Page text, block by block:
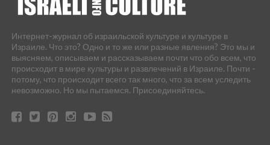
Интернет-журнал об израильской культуре и культуре в
Израиле. Что это? Одно и то же или разные явления? Это мы и
выясняем, описываем и рассказываем почти что обо всем, что
происходит в мире культуры и развлечений в Израиле. Почти -
потому, что происходит всего так много, что за всем уследить
невозможно. Но мы пытаемся. Присоединяйтесь.